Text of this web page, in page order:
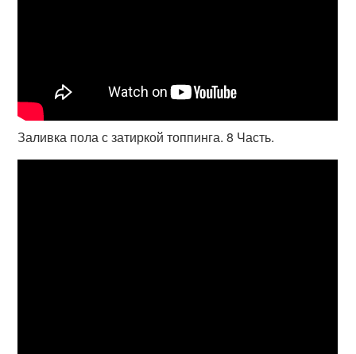
Заливка пола с затиркой топпинга. 8 Часть.